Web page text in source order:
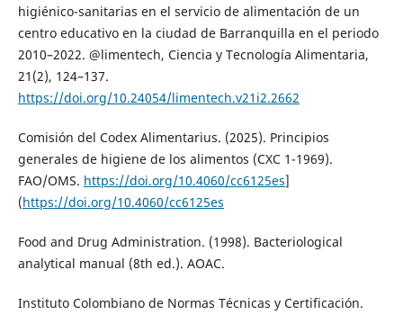
higiénico-sanitarias en el servicio de alimentación de un
centro educativo en la ciudad de Barranquilla en el periodo
2010–2022. @limentech, Ciencia y Tecnología Alimentaria,
21(2), 124–137.
https://doi.org/10.24054/limentech.v21i2.2662
Comisión del Codex Alimentarius. (2025). Principios
generales de higiene de los alimentos (CXC 1-1969).
FAO/OMS. https://doi.org/10.4060/cc6125es]
(https://doi.org/10.4060/cc6125es
Food and Drug Administration. (1998). Bacteriological
analytical manual (8th ed.). AOAC.
Instituto Colombiano de Normas Técnicas y Certificación.